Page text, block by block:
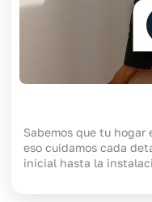
Sabemos que tu
eso cuidamos cada
inicial hasta la